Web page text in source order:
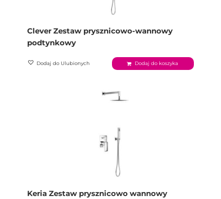
Clever Zestaw prysznicowo-wannowy
podtynkowy
Dodaj do Ulubionych Dodaj do koszyka
Keria Zestaw prysznicowo wannowy